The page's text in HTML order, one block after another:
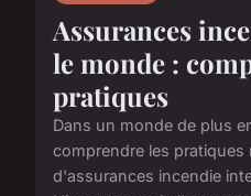
Assurances
le monde :
pratiques
Dans un monde de plus
comprendre les pratiques
d'assurances incendie